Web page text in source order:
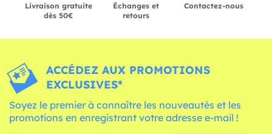
Livraison gratuite
dès 50€
Échanges et
retours
Contactez-nous
ACCÉDEZ AUX PROMOTIONS
EXCLUSIVES*
Soyez le premier à connaître les nouveautés et les
promotions en enregistrant votre adresse e-mail !